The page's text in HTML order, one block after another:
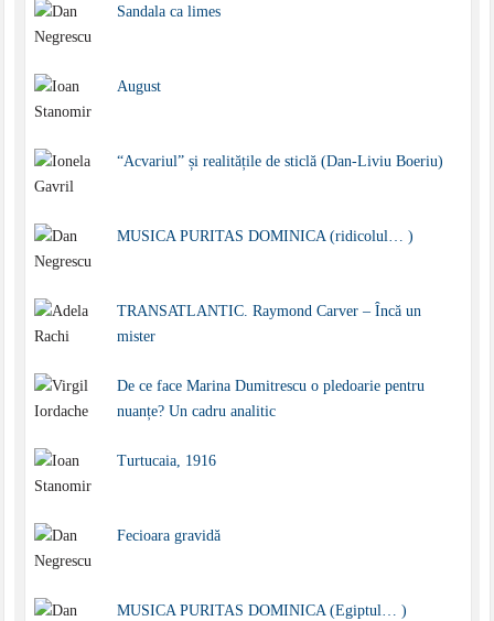
Sandala ca limes
August
“Acvariul” și realitățile de sticlă (Dan-Liviu Boeriu)
MUSICA PURITAS DOMINICA (ridicolul… )
TRANSATLANTIC. Raymond Carver – Încă un
mister
De ce face Marina Dumitrescu o pledoarie pentru
nuanțe? Un cadru analitic
Turtucaia, 1916
Fecioara gravidă
MUSICA PURITAS DOMINICA (Egiptul… )